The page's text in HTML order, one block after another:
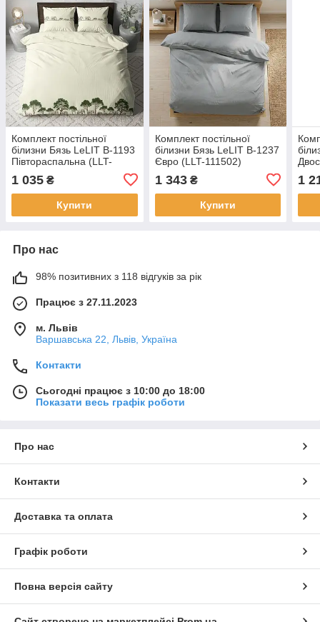
Комплект постільної
білизни Бязь LeLIT B-1193
Півтораспальна (LLT-
1 035 ₴
Купити
Комплект постільної
білизни Бязь LeLIT B-1237
Євро (LLT-111502)
1 343₴
Купити
1
Про нас
98% позитивних з 118 відгуків за рік
Працює з 27.11.2023
м. Львів
Варшавська 22, Львів, Україна
Контакти
Сьогодні працює з 10:00 до 18:00
Показати весь графік роботи
Про нас
Контакти
Доставка та оплата
Графік роботи
Повна версія сайту